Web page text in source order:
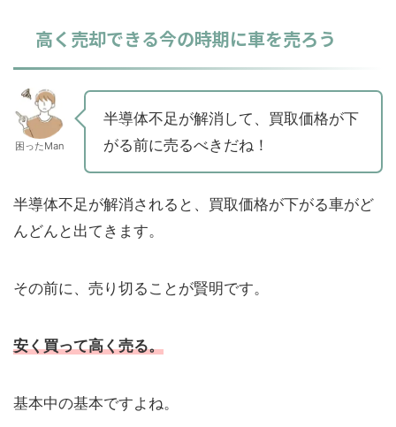
高く売却できる今の時期に車を売ろう
困ったMan
半導体不足が解消して、買取価格が下
がる前に売るべきだね！
半導体不足が解消されると、買取価格が下がる車がど
んどんと出てきます。
その前に、売り切ることが賢明です。
安く買って高く売る。
基本中の基本ですよね。